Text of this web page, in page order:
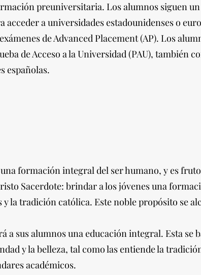
preuniversitaria. Los alumnos siguen
acceder a universidades estadounidenses o
de Advanced Placement (AP). Los
de Acceso a la Universidad (PAU), también
españolas.
una formación integral del ser humano, y es
Sacerdote: brindar a los jóvenes una
y la tradición católica. Este noble propósito se
a sus alumnos una educación integral. Esta se
y la belleza, tal como las entiende la
académicos.